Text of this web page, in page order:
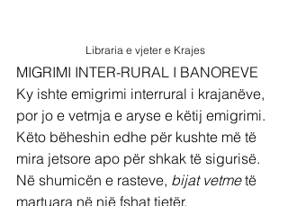
Libraria e vjeter e Krajes
MIGRIMI INTER-RURAL I BANOREVE
Ky ishte emigrimi interrural i krajanëve,
por jo e vetmja e aryse e këtij emigrimi.
Këto bëheshin edhe për kushte më të
mira jetsore apo për shkak të sigurisë.
Në shumicën e rasteve, bijat vetme të
martuara në një fshat tjetër,